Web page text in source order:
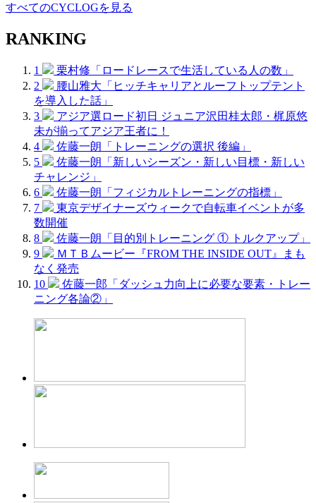
すべてのCYCLOGを見る
RANKING
1
栗村修「ロードレースで生活している人の数」
2
腰山雅大「ヒッチキャリアとルーフトップテント
を導入した話」
3
アジア選ロード初日 ジュニア沢田桂太郎・梶原悠
未が揃ってアジア王者に！
4
佐藤一朗「トレーニングの選択 後編」
5
佐藤一朗「新しいシーズン・新しい目標・新しい
チャレンジ」
6
佐藤一朗「フィジカルトレーニングの指標」
7
東京デザイナーズウィークで自転車イベントが多
数開催
8
佐藤一朗「目的別トレーニング ① トルクアップ」
9
ＭＴＢムービー『FROM THE INSIDE OUT』まも
なく発売
10
佐藤一郎「ダッシュ力向上に必要な要素・トレー
ニング各論②」